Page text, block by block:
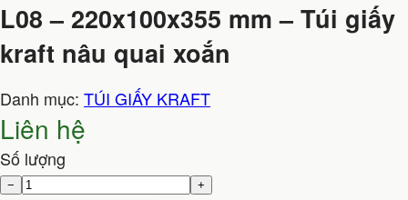
L08 – 220x100x355 mm – Túi giấy
kraft nâu quai xoắn
Danh mục: TÚI GIẤY KRAFT
Liên hệ
Số lượng
−
+